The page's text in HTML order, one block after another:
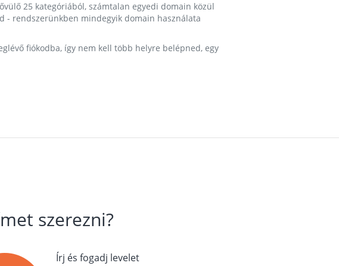
25 kategóriából, számtalan egyedi domain közül
- rendszerünkben mindegyik domain használata
fiókodba, így nem kell több helyre belépned, egy
szerezni?
Írj és fogadj levelet